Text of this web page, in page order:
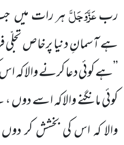
ربعَزَّوَجَلَّہر رات میں
ہے آسمانِ دنیا پرخاص تجلّی
’’ہے کوئی دعا کرنے والا کہ
کوئی مانگنے والا کہ اسے
والا کہ اس کی بخشش کر